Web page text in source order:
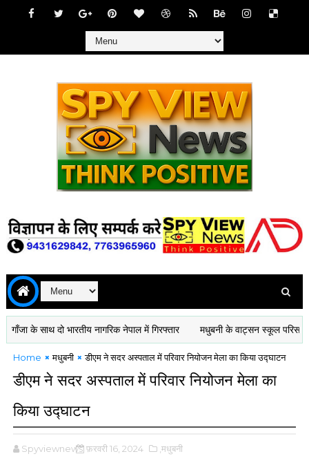
दो भारतीय नागरिक नेपाल में गिरफ्तार मधुबनी के वाट्सन स्कूल परिसर में
Home मधुबनी डीएम ने सदर अस्पताल में परिवार नियोजन मेला का किया उद्घाटन
डीएम ने सदर अस्पताल में परिवार नियोजन मेला का
किया उद्घाटन
Spyviewnews फ़रवरी 16, 2024 ,मधुबनी